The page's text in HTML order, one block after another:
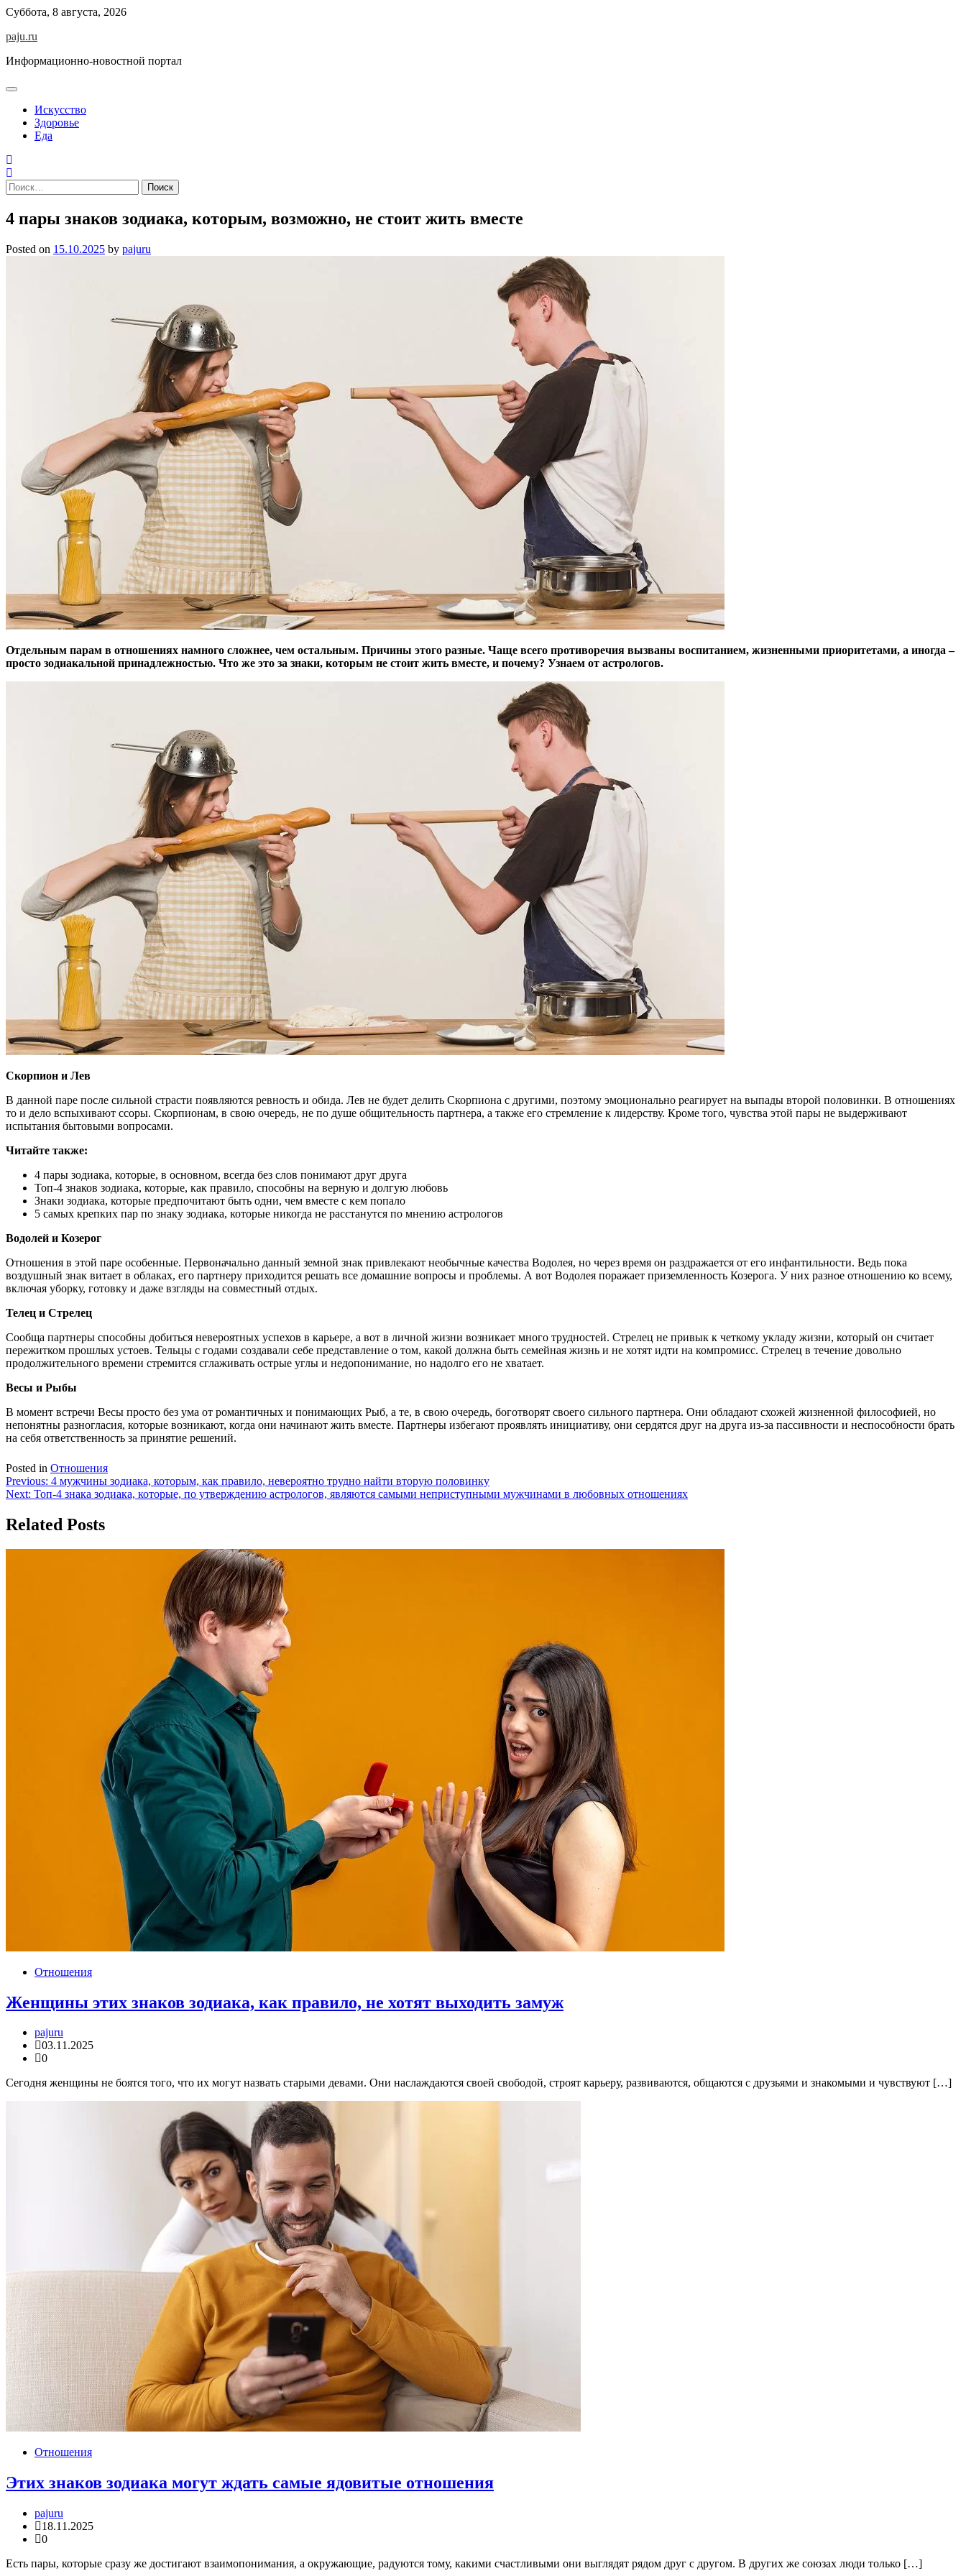
Skip
content
Суббота, 8 августа, 2026
paju.ru
Информационно-новостной портал
Искусство
Здоровье
Еда
Найти:
4 пары знаков зодиака, которым, возможно, не стоит жить вместе
Posted on 15.10.2025 by pajuru
Отдельным парам в отношениях намного сложнее, чем остальным. Причины этого разные. Чаще всего противоречия вызваны воспитанием, жизненными приоритетами, а иногда –
просто зодиакальной принадлежностью. Что же это за знаки, которым не стоит жить вместе, и почему? Узнаем от астрологов.
Скорпион и Лев
В данной паре после сильной страсти появляются ревность и обида. Лев не будет делить Скорпиона с другими, поэтому эмоционально реагирует на выпады второй половинки. В отношениях
то и дело вспыхивают ссоры. Скорпионам, в свою очередь, не по душе общительность партнера, а также его стремление к лидерству. Кроме того, чувства этой пары не выдерживают
испытания бытовыми вопросами.
Читайте также:
4 пары зодиака, которые, в основном, всегда без слов понимают друг друга
Топ-4 знаков зодиака, которые, как правило, способны на верную и долгую любовь
Знаки зодиака, которые предпочитают быть одни, чем вместе с кем попало
5 самых крепких пар по знаку зодиака, которые никогда не расстанутся по мнению астрологов
Водолей и Козерог
Отношения в этой паре особенные. Первоначально данный земной знак привлекают необычные качества Водолея, но через время он раздражается от его инфантильности. Ведь пока
воздушный знак витает в облаках, его партнеру приходится решать все домашние вопросы и проблемы. А вот Водолея поражает приземленность Козерога. У них разное отношению ко всему,
включая уборку, готовку и даже взгляды на совместный отдых.
Телец и Стрелец
Сообща партнеры способны добиться невероятных успехов в карьере, а вот в личной жизни возникает много трудностей. Стрелец не привык к четкому укладу жизни, который он считает
пережитком прошлых устоев. Тельцы с годами создавали себе представление о том, какой должна быть семейная жизнь и не хотят идти на компромисс. Стрелец в течение довольно
продолжительного времени стремится сглаживать острые углы и недопонимание, но надолго его не хватает.
Весы и Рыбы
В момент встречи Весы просто без ума от романтичных и понимающих Рыб, а те, в свою очередь, боготворят своего сильного партнера. Они обладают схожей жизненной философией, но
непонятны разногласия, которые возникают, когда они начинают жить вместе. Партнеры избегают проявлять инициативу, они сердятся друг на друга из-за пассивности и неспособности брать
на себя ответственность за принятие решений.
Posted in Отношения
Навигация
по
записям
Previous: 4 мужчины зодиака, которым, как правило, невероятно трудно найти вторую половинку
Next: Топ-4 знака зодиака, которые, по утверждению астрологов, являются самыми неприступными мужчинами в любовных отношениях
Related Posts
Отношения
Женщины этих знаков зодиака, как правило, не хотят выходить замуж
pajuru
03.11.2025
0
Сегодня женщины не боятся того, что их могут назвать старыми девами. Они наслаждаются своей свободой, строят карьеру, развиваются, общаются с друзьями и знакомыми и чувствуют […]
Отношения
Этих знаков зодиака могут ждать самые ядовитые отношения
pajuru
18.11.2025
0
Есть пары, которые сразу же достигают взаимопонимания, а окружающие, радуются тому, какими счастливыми они выглядят рядом друг с другом. В других же союзах люди только […]